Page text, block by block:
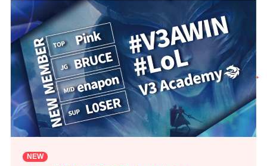
NEWS 最新ニュース ＞
TEAM チーム紹介 ＞
EVENT 参加大会情報 ＞
SPONSOR スポンサー ＞
NEW